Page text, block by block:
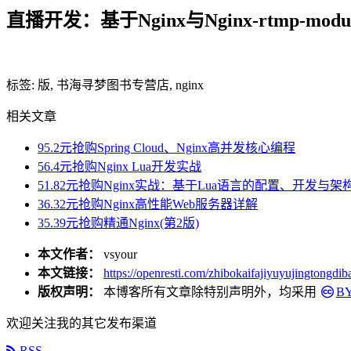
直播开发：基于Nginx与Nginx-rtmp-
标签: 版, 书海寻梦图书专营店, nginx
相关文章
95.2元抢购Spring Cloud、Nginx高并发核心编程
56.4元抢购Nginx Lua开发实战
51.82元抢购Nginx实战：基于Lua语言的配置、开发与架
36.32元抢购Nginx高性能Web服务器详解
35.39元抢购精通Nginx(第2版)
本文作者： vsyour
本文链接：
https://openresti.com/
版权声明： 本博客所有文章除特别声明外，均采用
欢迎关注我的其它发布渠道